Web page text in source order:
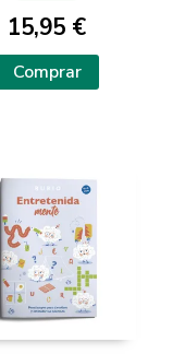
15,95 €
Comprar